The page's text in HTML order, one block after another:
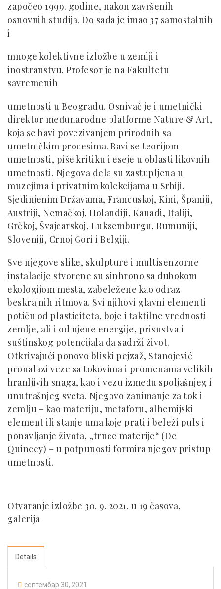
započeo 1999. godine, nakon završenih
osnovnih studija. Do sada je imao 37 samostalnih
i
mnoge kolektivne izložbe u zemlji i
inostranstvu. Profesor je na Fakultetu
savremenih
umetnosti u Beogradu. Osnivač je i umetnički
direktor međunarodne platforme Nature & Art,
koja se bavi povezivanjem prirodnih sa
umetničkim procesima. Bavi se teorijom
umetnosti, piše kritiku i eseje u oblasti likovnih
umetnosti. Njegova dela su zastupljena u
muzejima i privatnim kolekcijama u Srbiji,
Sjedinjenim Državama, Francuskoj, Kini, Španiji,
Austriji, Nemačkoj, Holandiji, Kanadi, Italiji,
Grčkoj, Švajcarskoj, Luksemburgu, Rumuniji,
Sloveniji, Crnoj Gori i Belgiji.
Sve njegove slike, skulpture i multisenzorne
instalacije stvorene su sinhrono sa dubokom
ekologijom mesta, zabeležene kao odraz
beskrajnih ritmova. Svi njihovi glavni elementi
potiču od plasticiteta, boje i taktilne vrednosti
zemlje, ali i od njene energije, prisustva i
suštinskog potencijala da sadrži život.
Otkrivajući ponovo bliski pejzaž, Stanojević
pronalazi veze sa tokovima i promenama velikih
hranljivih snaga, kao i vezu između spoljašnjeg i
unutrašnjeg sveta. Njegovo zanimanje za tok i
zemlju – kao materiju, metaforu, alhemijski
element ili stanje uma koje prati i beleži puls i
ponavljanje života, „trnce materije“ (De
Quincey) – u potpunosti formira njegov pristup
umetnosti.
Otvaranje izložbe 30. 9. 2021. u 19 časova,
galerija
Details
септембар 30, 2021